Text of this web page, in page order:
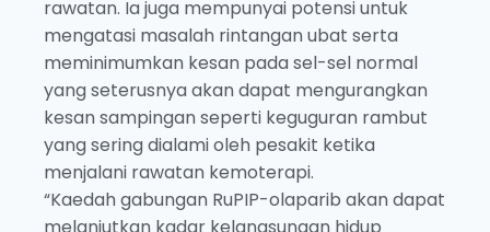
rawatan. Ia juga mempunyai potensi untuk
mengatasi masalah rintangan ubat serta
meminimumkan kesan pada sel-sel normal
yang seterusnya akan dapat mengurangkan
kesan sampingan seperti keguguran rambut
yang sering dialami oleh pesakit ketika
menjalani rawatan kemoterapi.
“Kaedah gabungan RuPIP-olaparib akan dapat
melanjutkan kadar kelangsungan hidup